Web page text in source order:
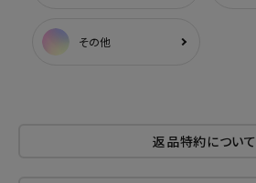
その他
返品特約について